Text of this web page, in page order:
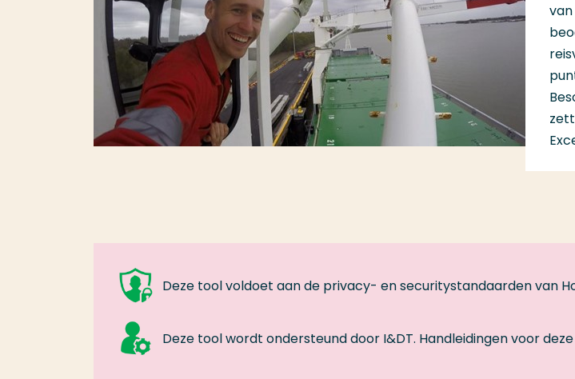
Deze tool voldoet aan de privacy- en securitystandaarden van
Deze tool wordt ondersteund door I&DT. Handleidingen voor